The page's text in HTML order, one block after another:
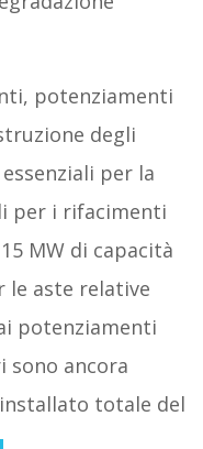
potenziamenti
degli
per la
per i rifacimenti
MW di capacità
le aste relative
potenziamenti
sono ancora
totale del